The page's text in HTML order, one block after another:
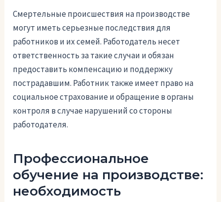
Смертельные происшествия на производстве
могут иметь серьезные последствия для
работников и их семей. Работодатель несет
ответственность за такие случаи и обязан
предоставить компенсацию и поддержку
пострадавшим. Работник также имеет право на
социальное страхование и обращение в органы
контроля в случае нарушений со стороны
работодателя.
Профессиональное
обучение на производстве:
необходимость